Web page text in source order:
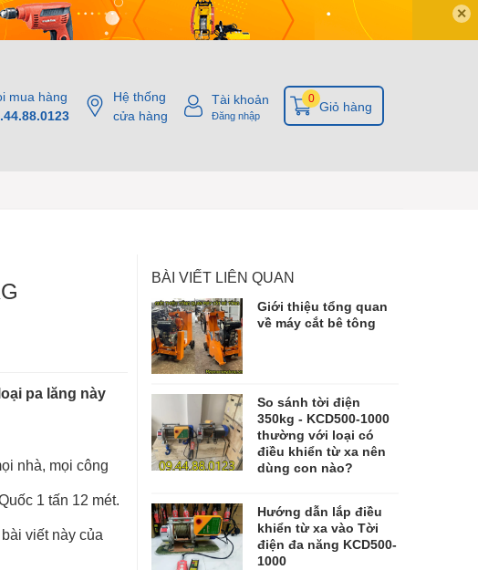
✕
mua hàng
Hệ thống
cửa hàng
Tài khoản
Đăng nhập
Giỏ hàng
0
pa lăng này
nhà, mọi công
1 tấn 12 mét.
viết này của
BÀI VIẾT LIÊN QUAN
Giới thiệu tổng quan
về máy cắt bê tông
So sánh tời điện
350kg - KCD500-1000
thường với loại có
điều khiển từ xa nên
dùng con nào?
Hướng dẫn lắp điều
khiển từ xa vào Tời
điện đa năng KCD500-
1000